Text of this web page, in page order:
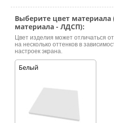
Выберите цвет материала
материала - ЛДСП):
Цвет изделия может отличаться
на несколько оттенков в
настроек экрана.
Белый